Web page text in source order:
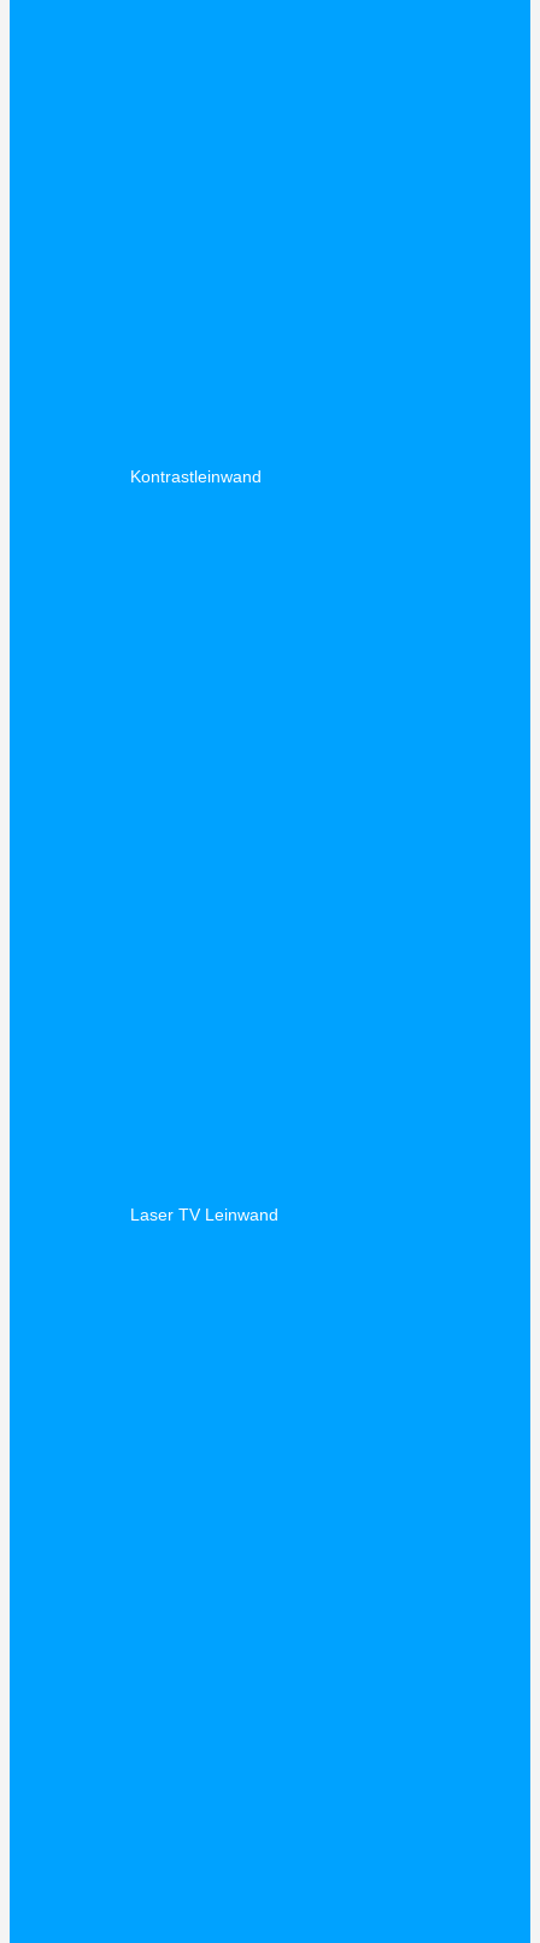
Kontrastleinwand
Laser TV Leinwand